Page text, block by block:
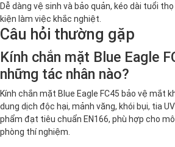
Dễ dàng vệ sinh và bảo quản, kéo dài tuổi
kiện làm việc khắc nghiệt.
Câu hỏi thường gặp
Kính chắn mặt Blue Eagle
những tác nhân nào?
Kính chắn mặt Blue Eagle FC45 bảo vệ mắt
dung dịch độc hại, mảnh văng, khói bụi, tia
phẩm đạt tiêu chuẩn EN166, phù hợp cho
phòng thí nghiệm.